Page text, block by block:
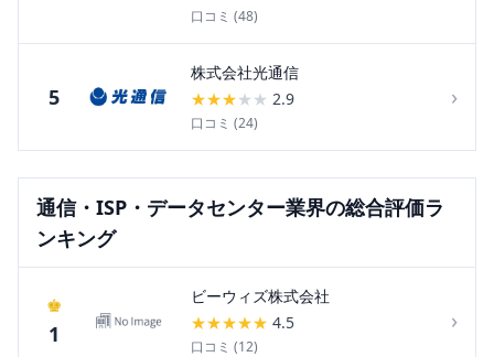
口コミ (48)
5
株式会社光通信
★★★★ ★ 2.9
口コミ (24)
›
通信・ISP・データセンター業界の総合評価ラ
ンキング
♚
1
ビーウィズ株式会社
★★★★★ 4.5
口コミ (12)
›